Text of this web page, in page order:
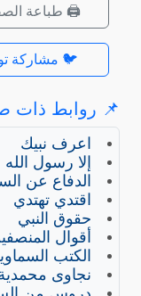
🖨️ طباعة
🐦 مشاركة
📌 روابط ذات
اعرف نبيك
إلا رسول الله
الدفاع عن
اقتدي تهتدي
حقوق النبي
أقوال
الكتب
نجاوى